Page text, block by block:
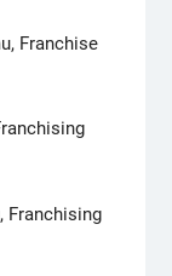
Franchise
Franchising